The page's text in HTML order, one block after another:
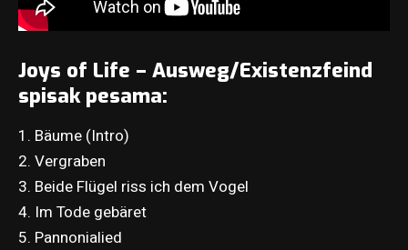
Joys of Life – Ausweg/Existenzfeind
spisak pesama:
1. Bäume (Intro)
2. Vergraben
3. Beide Flügel riss ich dem Vogel
4. Im Tode gebäret
5. Pannonialied